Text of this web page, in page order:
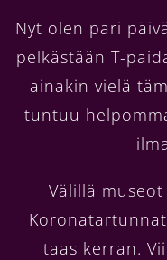
Nyt olen pari
pelkästään T-
ainakin vielä
tuntuu
Välillä
taas kerran.